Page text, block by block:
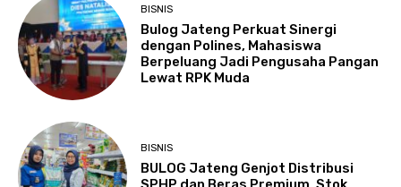
BISNIS
Bulog Jateng Perkuat Sinergi
dengan Polines, Mahasiswa
Berpeluang Jadi Pengusaha Pangan
Lewat RPK Muda
BISNIS
BULOG Jateng Genjot Distribusi